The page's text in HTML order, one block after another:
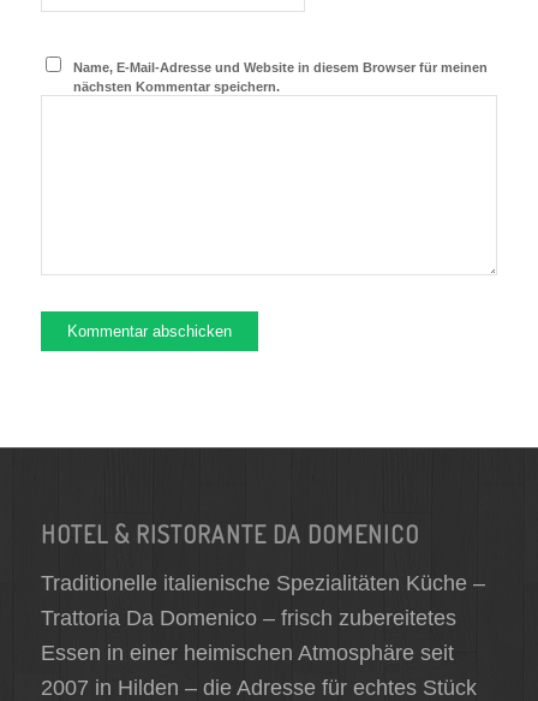
Name, E-Mail-Adresse und Website in diesem Browser für meinen
nächsten Kommentar speichern.
HOTEL & RISTORANTE DA DOMENICO
Traditionelle italienische Spezialitäten Küche –
Trattoria Da Domenico – frisch zubereitetes
Essen in einer heimischen Atmosphäre seit
2007 in Hilden – die Adresse für echtes Stück